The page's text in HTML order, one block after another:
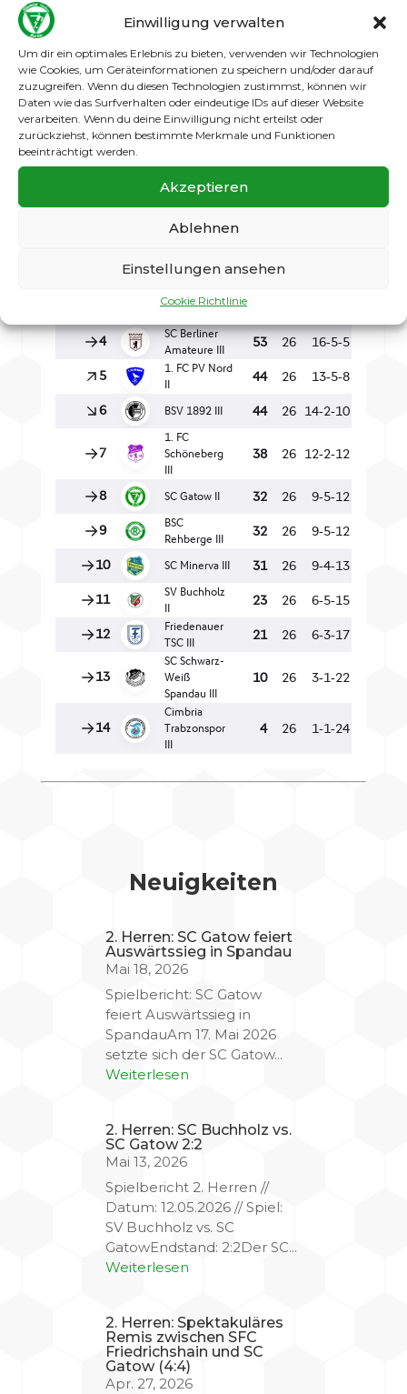
Einwilligung verwalten
Um dir ein optimales Erlebnis zu bieten, verwenden wir Technologien
wie Cookies, um Geräteinformationen zu speichern und/oder darauf
zuzugreifen. Wenn du diesen Technologien zustimmst, können wir
Daten wie das Surfverhalten oder eindeutige IDs auf dieser Website
verarbeiten. Wenn du deine Einwilligung nicht erteilst oder
zurückziehst, können bestimmte Merkmale und Funktionen
beeinträchtigt werden.
Akzeptieren
Ablehnen
Einstellungen ansehen
Cookie Richtlinie
Neuigkeiten
2. Herren: SC Gatow feiert
Auswärtssieg in Spandau
Mai 18, 2026
Spielbericht: SC Gatow
feiert Auswärtssieg in
SpandauAm 17. Mai 2026
setzte sich der SC Gatow...
Weiterlesen
2. Herren: SC Buchholz vs.
SC Gatow 2:2
Mai 13, 2026
Spielbericht 2. Herren //
Datum: 12.05.2026 // Spiel:
SV Buchholz vs. SC
GatowEndstand: 2:2Der SC...
Weiterlesen
2. Herren: Spektakuläres
Remis zwischen SFC
Friedrichshain und SC
Gatow (4:4)
Apr. 27, 2026